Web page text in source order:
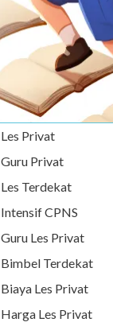
Les Privat
Guru Privat
Les Terdekat
Intensif CPNS
Guru Les Privat
Bimbel Terdekat
Biaya Les Privat
Harga Les Privat